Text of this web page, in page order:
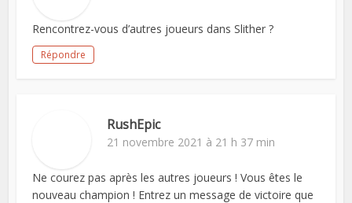
Rencontrez-vous d’autres joueurs dans Slither ?
Répondre
RushEpic
21 novembre 2021 à 21 h 37 min
Ne courez pas après les autres joueurs ! Vous êtes le
nouveau champion ! Entrez un message de victoire que